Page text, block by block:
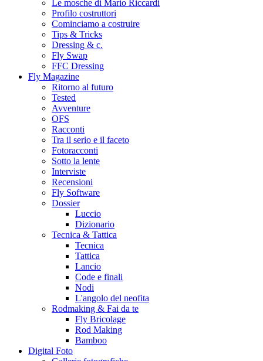
Le mosche di Mario Riccardi
Profilo costruttori
Cominciamo a costruire
Tips & Tricks
Dressing & c.
Fly Swap
FFC Dressing
Fly Magazine
Ritorno al futuro
Tested
Avventure
OFS
Racconti
Tra il serio e il faceto
Fotoracconti
Sotto la lente
Interviste
Recensioni
Fly Software
Dossier
Luccio
Dizionario
Tecnica & Tattica
Tecnica
Tattica
Lancio
Code e finali
Nodi
L'angolo del neofita
Rodmaking & Fai da te
Fly Bricolage
Rod Making
Bamboo
Digital Foto